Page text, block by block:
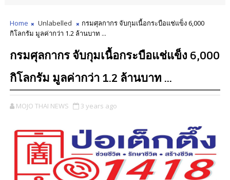
Home Unlabelled
กรมศุลกากร จับกุมเนื้อกระบือแช่แข็ง 6,000
กิโลกรัม มูลค่ากว่า 1.2 ล้านบาท ...
กรมศุลกากร จับกุมเนื้อกระบือแช่แข็ง 6,000
กิโลกรัม มูลค่ากว่า 1.2 ล้านบาท ...
MOJO THAI NEWS 3 years ago